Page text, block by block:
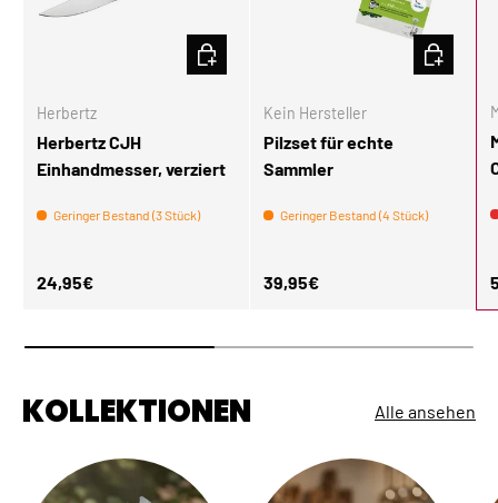
Herbertz
Herbertz CJH
Einhandmesser, verziert
Geringer Bestand (3 Stück)
Normaler Preis
24,95€
IN DEN WARENKORB
Kein Hersteller
Pilzset für echte
Sammler
Geringer Bestand (4 Stück)
Normaler Preis
39,95€
IN DEN
KOLLEKTIONEN Alle ansehen